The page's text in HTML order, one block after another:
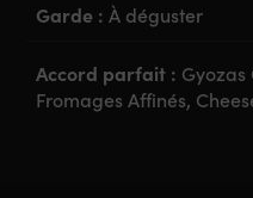
Garde :À déguster
Accord parfait : Gyozas
Fromages Affinés,